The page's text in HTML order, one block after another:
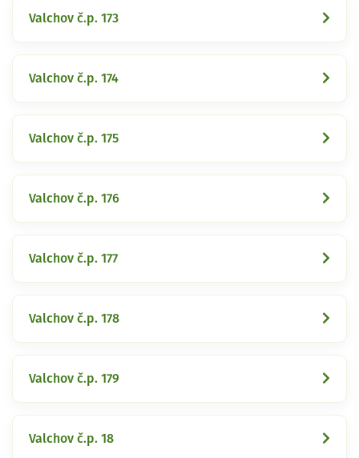
Valchov č.p. 173
Valchov č.p. 174
Valchov č.p. 175
Valchov č.p. 176
Valchov č.p. 177
Valchov č.p. 178
Valchov č.p. 179
Valchov č.p. 18